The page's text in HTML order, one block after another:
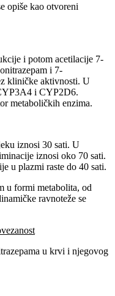
opiše kao otvoreni
i potom acetilacije 7-
i 7-
kliničke aktivnosti. U
i CYP2D6.
metaboličkih enzima.
iznosi 30 sati. U
iznosi oko 70 sati.
u plazmi raste do 40 sati.
u formi metabolita, od
ravnoteže se
u krvi i njegovog